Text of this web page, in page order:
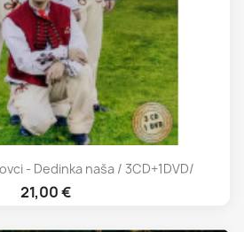
- Dedinka naša / 3CD+1DVD/
21,00 €